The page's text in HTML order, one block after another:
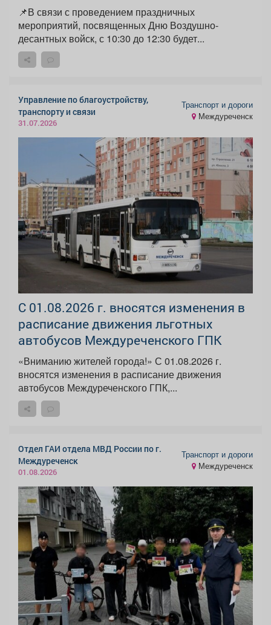
📌В связи с проведением праздничных
мероприятий, посвященных Дню Воздушно-
десантных войск, с 10:30 до 12:30 будет...
Управление по благоустройству,
транспорту и связи
31.07.2026
Транспорт и дороги
Междуреченск
С 01.08.2026 г. вносятся изменения в
расписание движения льготных
автобусов Междуреченского ГПК
«Вниманию жителей города!» С 01.08.2026 г.
вносятся изменения в расписание движения
автобусов Междуреченского ГПК,...
Отдел ГАИ отдела МВД России по г.
Междуреченск
01.08.2026
Транспорт и дороги
Междуреченск